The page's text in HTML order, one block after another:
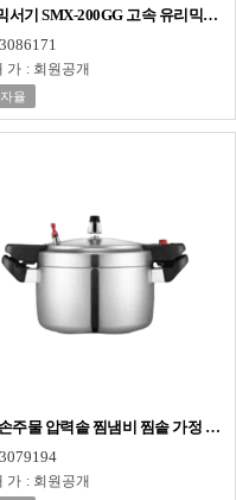
서기 SMX-200GG 고속 유리믹서 1L
가 : 회원공개
율
용
주물 압력솥 찜냄비 찜솥 가정 압
가 : 회원공개